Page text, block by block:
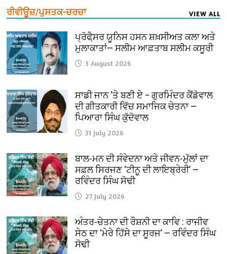
ਰੀਵੀਊਜ਼/ਪੁਸਤਕ-ਚਰਚਾ VIEW ALL
ਪ੍ਰੋਫੈ਼ਸਰ ਯੂਨਿਸ ਹਸਨ ਸ਼ਖ਼ਸੀਅਤ ਕਲਾ ਅਤੇ
ਮੁਲਾਕਾਤਾਂ— ਸਲੀਮ ਆਫ਼ਤਾਬ ਸਲੀਮ ਕਸੂਰੀ
3 August 2026
ਸਾਡੀ ਜਾਨ ‘ਤੇ ਬਣੀ ਏ – ਗੁਰਮਿੰਦਰ ਕੈਂਡੋਵਾਲ
ਦੀ ਗੀਤਕਾਰੀ ਵਿੱਚ ਸਮਾਜਿਕ ਚੇਤਨਾ —
ਪਿਆਰਾ ਸਿੰਘ ਕੁੱਦੋਵਾਲ
31 July 2026
ਬਾਲ-ਮਨ ਦੀ ਸੰਵੇਦਨਾ ਅਤੇ ਜੀਵਨ-ਮੁੱਲਾਂ ਦਾ
ਸਫ਼ਲ ਸਿਰਜਣ ‘ਟੀਨੂ ਦੀ ਲਾਇਬ੍ਰੇਰੀ’ —
ਰਵਿੰਦਰ ਸਿੰਘ ਸੋਢੀ
27 July 2026
ਅੰਤਰ-ਚੇਤਨਾ ਦੀ ਰੌਸ਼ਨੀ ਦਾ ਕਾਵਿ : ਰਾਜੀਵ
ਸੇਠ ਦਾ ‘ਮੇਰੇ ਹਿੱਸੇ ਦਾ ਸੂਰਜ’ — ਰਵਿੰਦਰ ਸਿੰਘ
ਸੋਢੀ